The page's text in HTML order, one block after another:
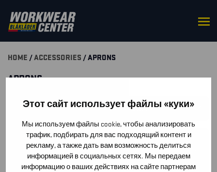
Этот сайт использует файлы «куки»
Мы используем файлы cookie, чтобы анализировать
трафик, подбирать для вас подходящий контент и
рекламу, а также дать вам возможность делиться
информацией в социальных сетях. Мы передаем
информацию о ваших действиях на сайте партнерам
HOME /ACCESSORIES / APRONS
APRONS
SUODATA TUOTTEITA
У ВАС ЕСТЬ ВОПРОСЫ О ПРОДУКЦИИ?
НАПИШИТЕ НАМ, И МЫ ОТВЕТИМ ПРИ ПЕРВОЙ
ВОЗМОЖНОСТИ!